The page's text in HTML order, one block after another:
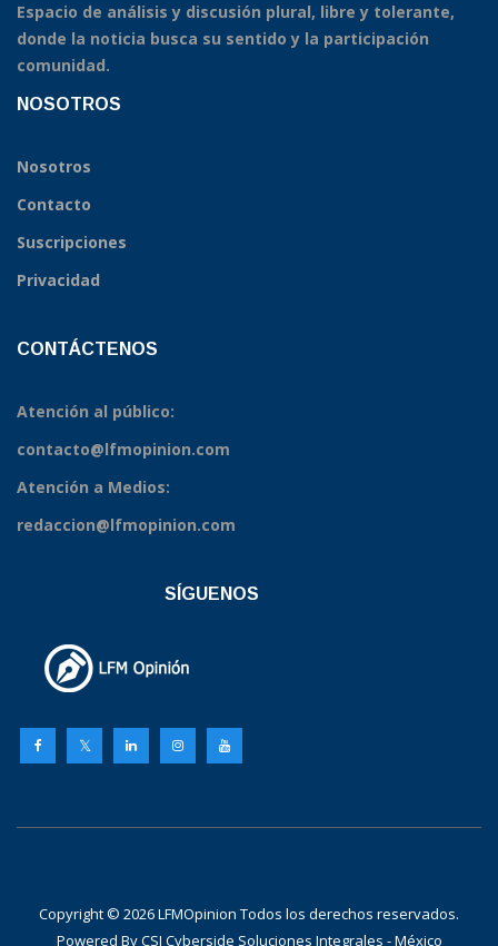
Espacio de análisis y discusión plural, libre y tolerante,
donde la noticia busca su sentido y la participación
comunidad.
NOSOTROS
Nosotros
Contacto
Suscripciones
Privacidad
CONTÁCTENOS
Atención al público:
contacto@lfmopinion.com
Atención a Medios:
redaccion@lfmopinion.com
SÍGUENOS
Copyright © 2026 LFMOpinion Todos los derechos reservados.
Powered ByCSI Cyberside Soluciones Integrales - México